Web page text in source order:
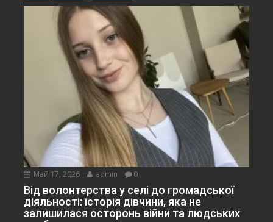
Май 17, 2026 admin 0
Від волонтерства у селі до громадської
діяльності: історія дівчини, яка не
залишилася осторонь війни та людських